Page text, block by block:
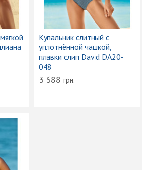
Купальник слитный с
уплотнённой чашкой,
плавки слип David DA20-
048
3 688 грн.